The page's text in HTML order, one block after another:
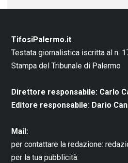
TifosiPalermo.it
Testata giornalistica iscritta al n.
Stampa del Tribunale di Palermo
Direttore responsabile: Carlo
Editore responsabile: Dario
Mail:
per contattare la redazione:
per la tua pubblicità: